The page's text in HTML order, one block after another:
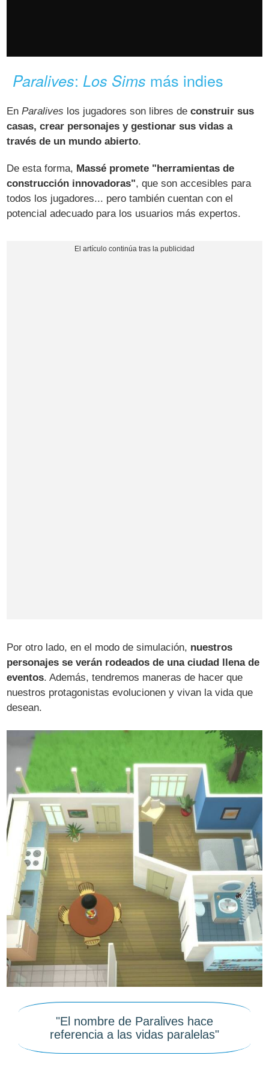
Paralives: Los Sims más indies
EnParalives los jugadores son libres deconstruir sus
casas, crear personajes y gestionar sus vidas a
través de un mundo abierto.
De esta forma, Massé promete "herramientas de
construcción innovadoras", que son accesibles para
todos los jugadores... pero también cuentan con el
potencial adecuado para los usuarios más expertos.
Por otro lado, en el modo de simulación, nuestros
personajes se verán rodeados de una ciudad llena de
eventos. Además, tendremos maneras de hacer que
nuestros protagonistas evolucionen y vivan la vida que
desean.
"El nombre de Paralives hace
referencia a las vidas paralelas"